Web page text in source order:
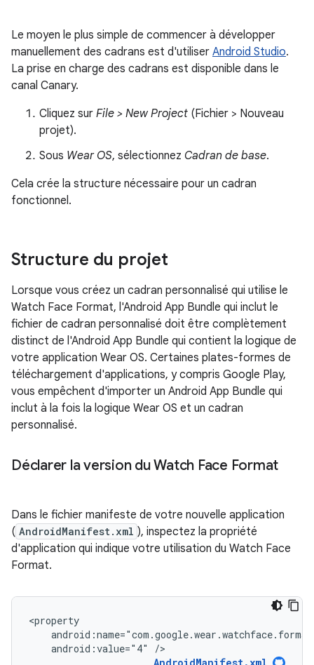
Le moyen le plus simple de commencer à développer
manuellement des cadrans est d'utiliser Android Studio.
La prise en charge des cadrans est disponible dans le
canal Canary.
Cliquez sur File > New Project (Fichier > Nouveau
projet).
Sous Wear OS, sélectionnez Cadran de base.
Cela crée la structure nécessaire pour un cadran
fonctionnel.
Structure du projet
Lorsque vous créez un cadran personnalisé qui utilise le
Watch Face Format, l'Android App Bundle qui inclut le
fichier de cadran personnalisé doit être complètement
distinct de l'Android App Bundle qui contient la logique de
votre application Wear OS. Certaines plates-formes de
téléchargement d'applications, y compris Google Play,
vous empêchent d'importer un Android App Bundle qui
inclut à la fois la logique Wear OS et un cadran
personnalisé.
Déclarer la version du Watch Face Format
Dans le fichier manifeste de votre nouvelle application
( AndroidManifest.xml ), inspectez la propriété
d'application qui indique votre utilisation du Watch Face
Format.
android:value="4"
/>